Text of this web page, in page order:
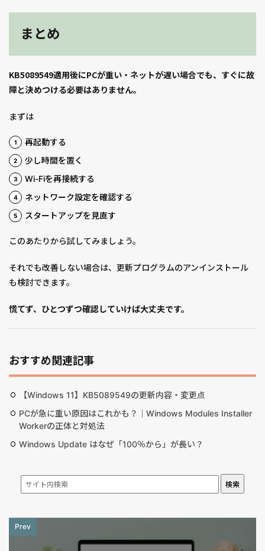
まとめ
KB5089549適用後にPCが重い・ネットが遅い場合でも、すぐに故
障と決めつける必要はありません。
まずは
再起動する
少し時間を置く
Wi-Fiを再接続する
ネットワーク設定を確認する
スタートアップを見直す
このあたりから試してみましょう。
それでも改善しない場合は、更新プログラムのアンインストール
も検討できます。
慌てず、ひとつずつ確認していけば大丈夫です。
おすすめ関連記事
【Windows 11】KB5089549の更新内容・変更点
PCが急に重い原因はこれかも？｜Windows Modules Installer
Workerの正体と対処法
Windows Update はなぜ「100％から」が長い？
検索
Prev